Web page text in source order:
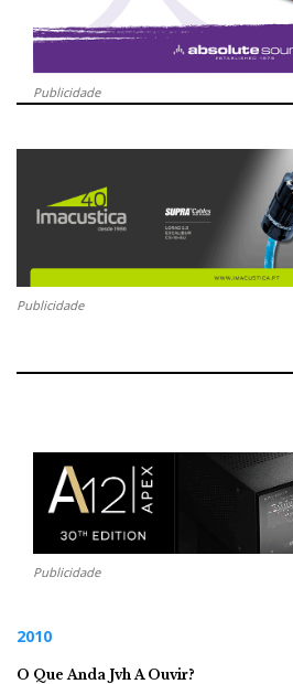
Publicidade
Publicidade
Publicidade
2010
O Que Anda Jvh A Ouvir?